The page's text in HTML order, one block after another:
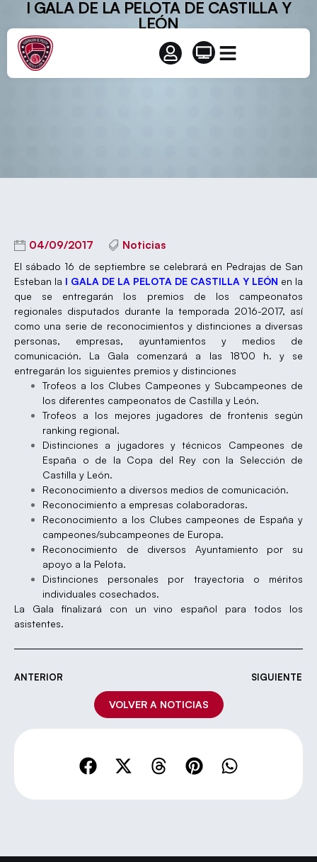
I GALA DE LA PELOTA DE CASTILLA Y
LEÓN
04/09/2017 Noticias
El sábado 16 de septiembre se celebrará en Pedrajas de San
Esteban la I GALA DE LA PELOTA DE CASTILLA Y LEÓN en la
que se entregarán los premios de los campeonatos
regionales disputados durante la temporada 2016-2017, así
como una serie de reconocimientos y distinciones a diversas
personas, empresas, ayuntamientos y medios de
comunicación.
La Gala comenzará a las 18’00 h. y se
entregarán los siguientes premios y distinciones
Trofeos a los Clubes Campeones y Subcampeones de
los diferentes campeonatos de Castilla y León.
Trofeos a los mejores jugadores de frontenis según
ranking regional.
Distinciones a jugadores y técnicos Campeones de
España o de la Copa del Rey con la Selección de
Castilla y León.
Reconocimiento a diversos medios de comunicación.
Reconocimiento a empresas colaboradoras.
Reconocimiento a los Clubes campeones de España y
campeones/subcampeones de Europa.
Reconocimiento de diversos Ayuntamiento por su
apoyo a la Pelota.
Distinciones personales por trayectoria o méritos
individuales cosechados.
La Gala finalizará con un vino español para todos los
asistentes.
ANTERIOR SIGUIENTE
VOLVER A NOTICIAS